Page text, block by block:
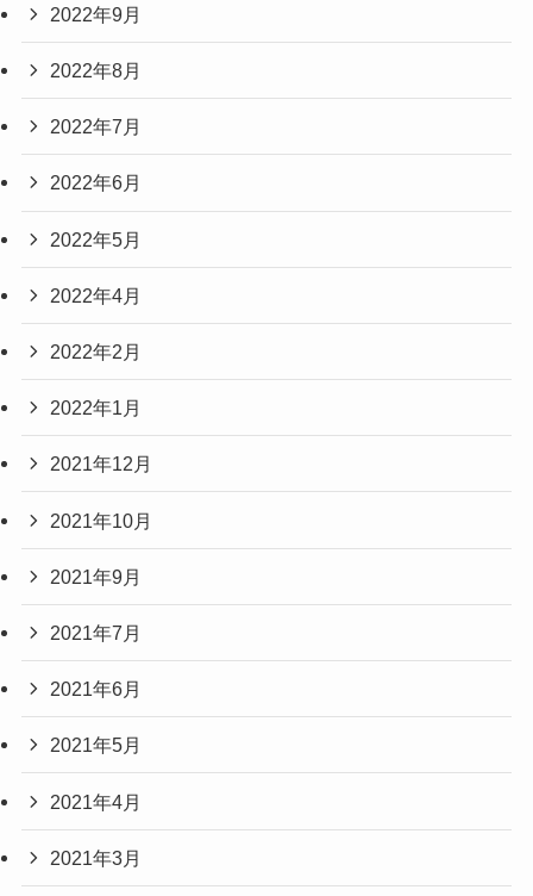
2022年9月
2022年8月
2022年7月
2022年6月
2022年5月
2022年4月
2022年2月
2022年1月
2021年12月
2021年10月
2021年9月
2021年7月
2021年6月
2021年5月
2021年4月
2021年3月